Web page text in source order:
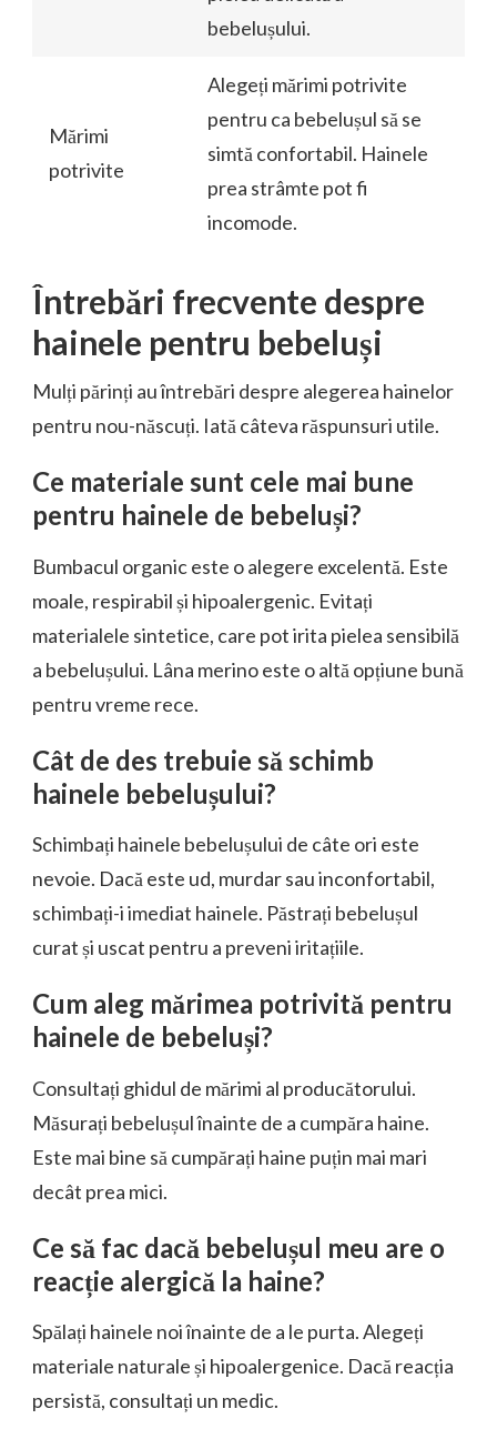
bebelușului.
Mărimi
potrivite
Alegeți mărimi potrivite
pentru ca bebelușul să se
simtă confortabil. Hainele
prea strâmte pot fi
incomode.
Întrebări frecvente despre
hainele pentru bebeluși
Mulți părinți au întrebări despre alegerea hainelor
pentru nou-născuți. Iată câteva răspunsuri utile.
Ce materiale sunt cele mai bune
pentru hainele de bebeluși?
Bumbacul organic este o alegere excelentă. Este
moale, respirabil și hipoalergenic. Evitați
materialele sintetice, care pot irita pielea sensibilă
a bebelușului. Lâna merino este o altă opțiune bună
pentru vreme rece.
Cât de des trebuie să schimb
hainele bebelușului?
Schimbați hainele bebelușului de câte ori este
nevoie. Dacă este ud, murdar sau inconfortabil,
schimbați-i imediat hainele. Păstrați bebelușul
curat și uscat pentru a preveni iritațiile.
Cum aleg mărimea potrivită pentru
hainele de bebeluși?
Consultați ghidul de mărimi al producătorului.
Măsurați bebelușul înainte de a cumpăra haine.
Este mai bine să cumpărați haine puțin mai mari
decât prea mici.
Ce să fac dacă bebelușul meu are o
reacție alergică la haine?
Spălați hainele noi înainte de a le purta. Alegeți
materiale naturale și hipoalergenice. Dacă reacția
persistă, consultați un medic.